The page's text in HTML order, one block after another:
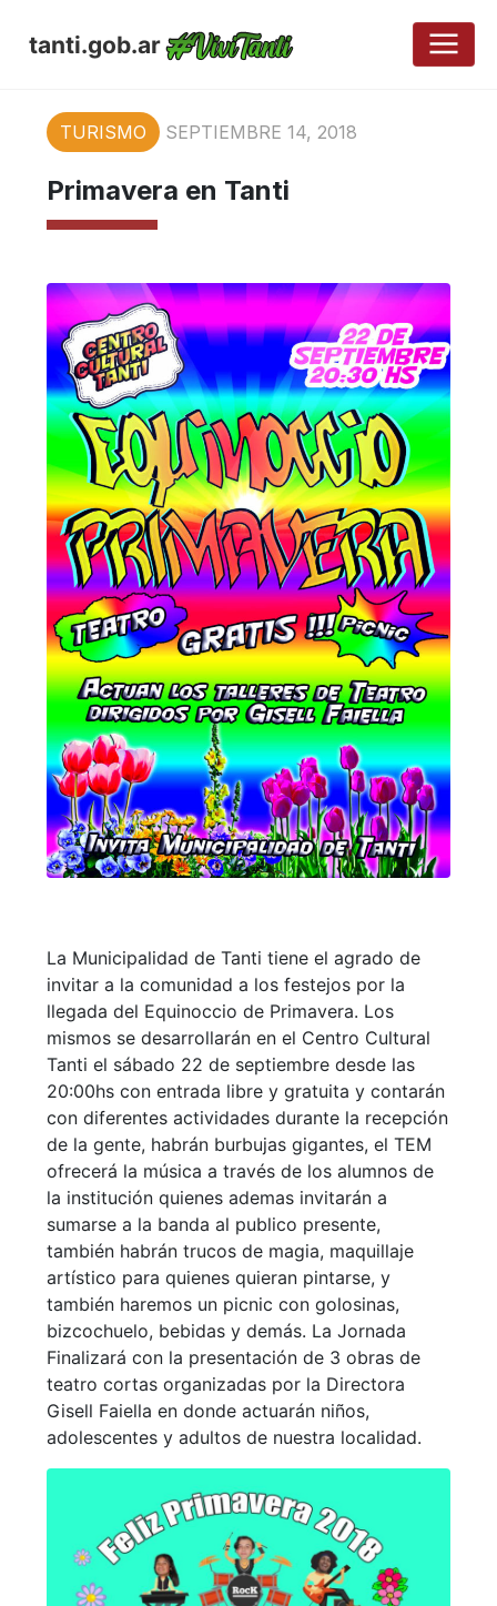
tanti.gob.ar
TURISMO SEPTIEMBRE 14, 2018
Primavera en Tanti
La Municipalidad de Tanti tiene el agrado de
invitar a la comunidad a los festejos por la
llegada del Equinoccio de Primavera. Los
mismos se desarrollarán en el Centro Cultural
Tanti el sábado 22 de septiembre desde las
20:00hs con entrada libre y gratuita y contarán
con diferentes actividades durante la recepción
de la gente, habrán burbujas gigantes, el TEM
ofrecerá la música a través de los alumnos de
la institución quienes ademas invitarán a
sumarse a la banda al publico presente,
también habrán trucos de magia, maquillaje
artístico para quienes quieran pintarse, y
también haremos un picnic con golosinas,
bizcochuelo, bebidas y demás. La Jornada
Finalizará con la presentación de 3 obras de
teatro cortas organizadas por la Directora
Gisell Faiella en donde actuarán niños,
adolescentes y adultos de nuestra localidad.